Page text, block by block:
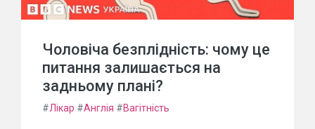
Чоловіча безплідність: чому це
питання залишається на
задньому плані?
#Лікар #Англія #Вагітність